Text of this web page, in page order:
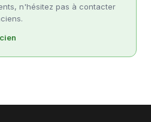
n'hésitez pas à contacter